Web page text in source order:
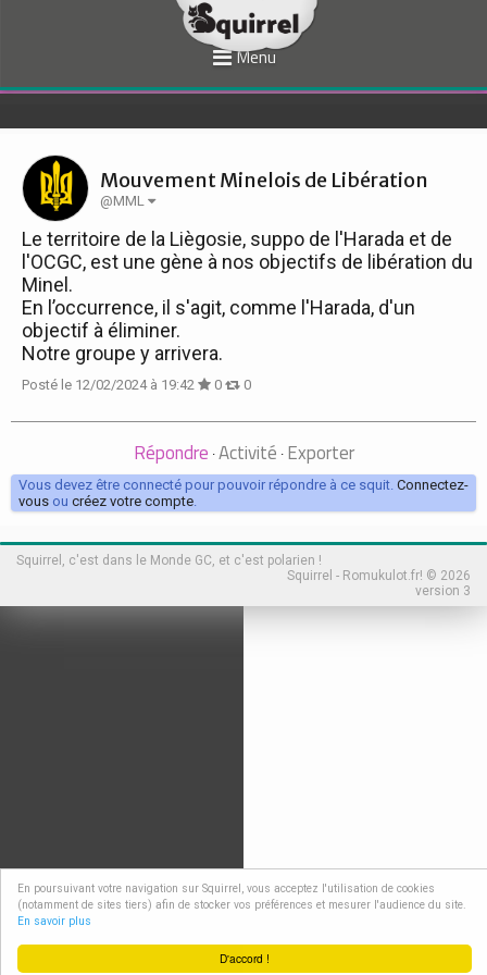
D'accord !
En poursuivant votre navigation sur Squirrel, vous acceptez l'utilisation de cookies
(notamment de sites tiers) afin de stocker vos préférences et mesurer l'audience du site.
En savoir plus
Menu
Mouvement Minelois de Libération
@MML
Le territoire de la Liègosie, suppo de l'Harada et de
l'OCGC, est une gène à nos objectifs de libération du
Minel.
En l’occurrence, il s'agit, comme l'Harada, d'un
objectif à éliminer.
Notre groupe y arrivera.
Posté le 12/02/2024 à 19:42 0 0
Répondre · Activité · Exporter
Vous devez être connecté pour pouvoir répondre à ce squit. Connectez-
vous ou créez votre compte.
Squirrel, c'est dans le Monde GC, et c'est polarien !
Squirrel - Romukulot.fr! © 2026
version 3